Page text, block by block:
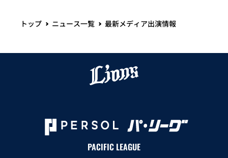
トップ ニュース一覧 最新メディア出演情報
PACIFIC LEAGUE